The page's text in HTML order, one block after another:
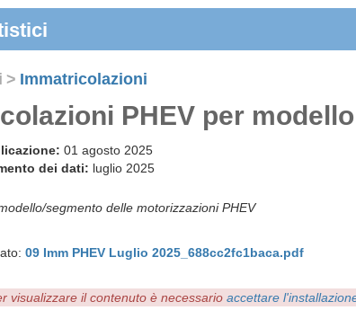
> Immatricolazioni
PHEV per
01 agosto 2025
dei dati: luglio 2025
segmento delle motorizzazioni PHEV
09 Imm PHEV Luglio 2025_688cc2fc1baca.pdf
visualizzare il contenuto è necessario accettare